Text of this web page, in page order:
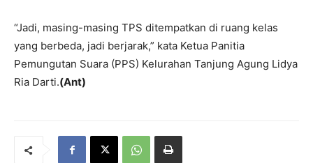
“Jadi, masing-masing TPS ditempatkan di ruang kelas
yang berbeda, jadi berjarak,” kata Ketua Panitia
Pemungutan Suara (PPS) Kelurahan Tanjung Agung Lidya
Ria Darti.(Ant)